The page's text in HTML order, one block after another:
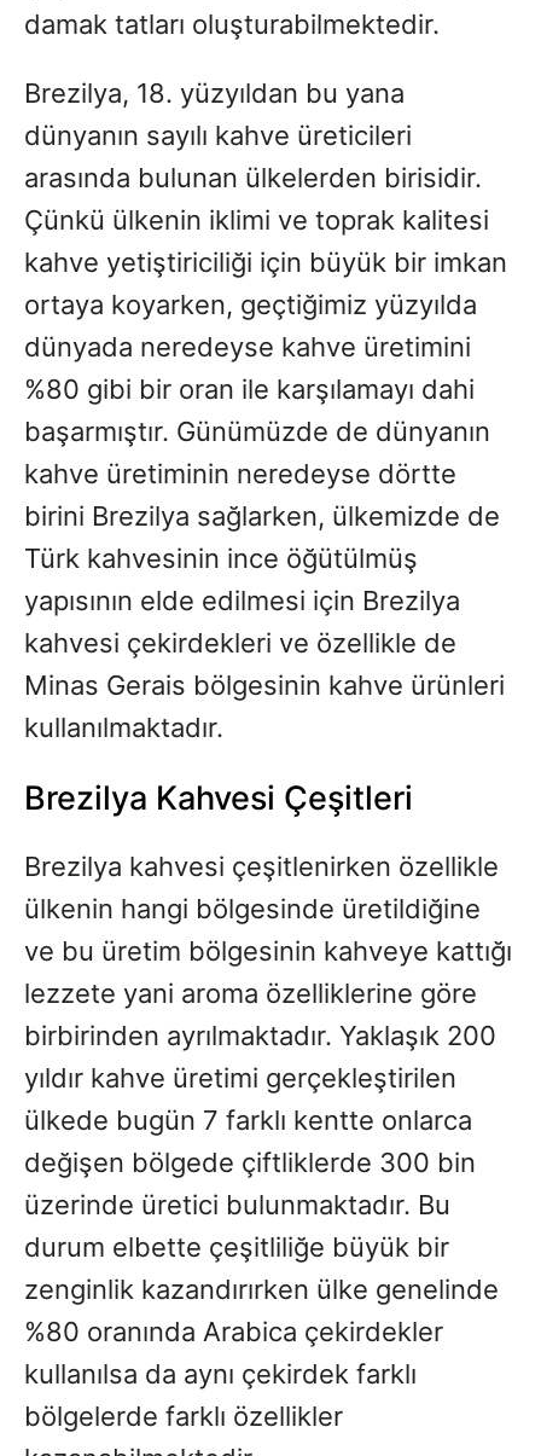
damak tatları oluşturabilmektedir.
Brezilya, 18. yüzyıldan bu yana
dünyanın sayılı kahve üreticileri
arasında bulunan ülkelerden birisidir.
Çünkü ülkenin iklimi ve toprak kalitesi
kahve yetiştiriciliği için büyük bir imkan
ortaya koyarken, geçtiğimiz yüzyılda
dünyada neredeyse kahve üretimini
%80 gibi bir oran ile karşılamayı dahi
başarmıştır. Günümüzde de dünyanın
kahve üretiminin neredeyse dörtte
birini Brezilya sağlarken, ülkemizde de
Türk kahvesinin ince öğütülmüş
yapısının elde edilmesi için Brezilya
kahvesi çekirdekleri ve özellikle de
Minas Gerais bölgesinin kahve ürünleri
kullanılmaktadır.
Brezilya Kahvesi Çeşitleri
Brezilya kahvesi çeşitlenirken özellikle
ülkenin hangi bölgesinde üretildiğine
ve bu üretim bölgesinin kahveye kattığı
lezzete yani aroma özelliklerine göre
birbirinden ayrılmaktadır. Yaklaşık 200
yıldır kahve üretimi gerçekleştirilen
ülkede bugün 7 farklı kentte onlarca
değişen bölgede çiftliklerde 300 bin
üzerinde üretici bulunmaktadır. Bu
durum elbette çeşitliliğe büyük bir
zenginlik kazandırırken ülke genelinde
%80 oranında Arabica çekirdekler
kullanılsa da aynı çekirdek farklı
bölgelerde farklı özellikler